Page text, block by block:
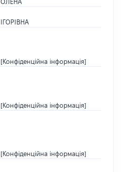
ОЛЕНА
ІГОРІВНА
[Конфіденційна інформація]
[Конфіденційна інформація]
[Конфіденційна інформація]